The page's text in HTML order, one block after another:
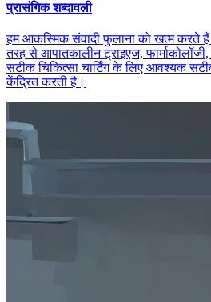
प्रासंगिक शब्दावली
हम आकस्मिक संवादी फुलाना को खत्म करते
तरह से आपातकालीन ट्राइएज,
सटीक चिकित्सा चार्टिंग के लिए आवश्यक
केंद्रित करती है।